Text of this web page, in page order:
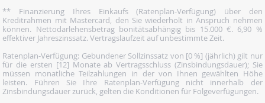
** Finanzierung Ihres Einkaufs (Ratenplan-Verfügung) über den
Kreditrahmen mit Mastercard, den Sie wiederholt in Anspruch nehmen
können. Nettodarlehensbetrag bonitätsabhängig bis 15.000 €. 6,90 %
effektiver Jahreszinssatz. Vertragslaufzeit auf unbestimmte Zeit.
Ratenplan-Verfügung: Gebundener Sollzinssatz von [0 %] (jährlich) gilt nur
für die ersten [12] Monate ab Vertragsschluss (Zinsbindungsdauer); Sie
müssen monatliche Teilzahlungen in der von Ihnen gewählten Höhe
leisten. Führen Sie Ihre Ratenplan-Verfügung nicht innerhalb der
Zinsbindungsdauer zurück, gelten die Konditionen für Folgeverfügungen.